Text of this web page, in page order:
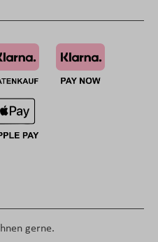
gerne.